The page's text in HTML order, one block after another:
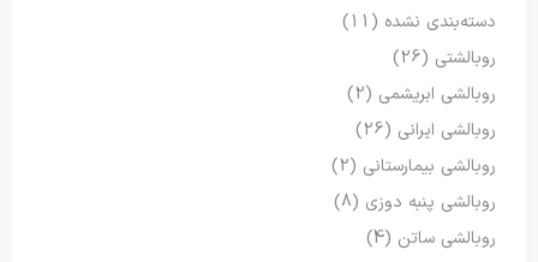
دسته‌بندی نشده (11)
روبالشتی (26)
روبالشی ابریشمی (2)
روبالشی ایرانی (26)
روبالشی بیمارستانی (2)
روبالشی پنبه دوزی (8)
روبالشی ساتن (4)